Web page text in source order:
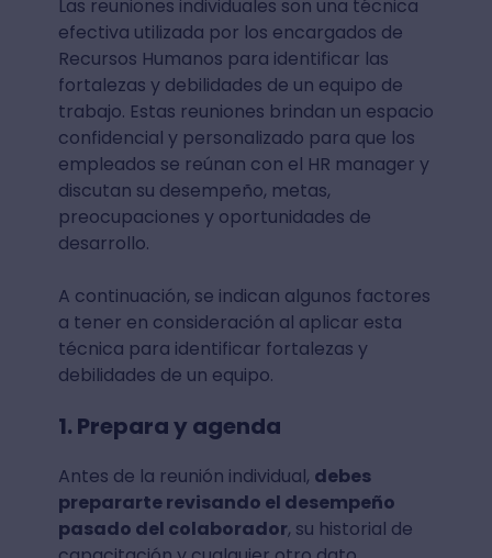
Las reuniones individuales son una técnica
efectiva utilizada por los encargados de
Recursos Humanos para identificar las
fortalezas y debilidades de un equipo de
trabajo. Estas reuniones brindan un espacio
confidencial y personalizado para que los
empleados se reúnan con el HR manager y
discutan su desempeño, metas,
preocupaciones y oportunidades de
desarrollo.
A continuación, se indican algunos factores
a tener en consideración al aplicar esta
técnica para identificar fortalezas y
debilidades de un equipo.
1. Prepara y agenda
Antes de la reunión individual, debes
prepararte revisando el desempeño
pasado del colaborador, su historial de